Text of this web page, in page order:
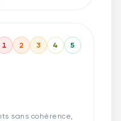
1 2 3 4 5
sans cohérence,